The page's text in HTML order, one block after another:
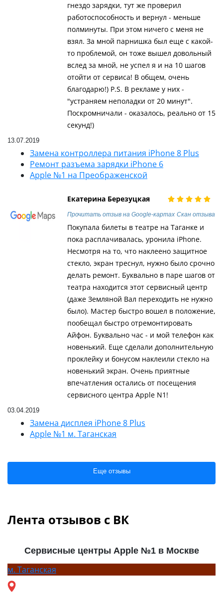
гнездо зарядки, тут же проверил
работоспособность и вернул - меньше
полминуты. При этом ничего с меня не
взял. За мной парнишка был еще с какой-
то проблемой, он тоже вышел довольный
вслед за мной, не успел я и на 10 шагов
отойти от сервиса! В общем, очень
благодарю!) P.S. В рекламе у них -
"устраняем неполадки от 20 минут".
Поскромничали - оказалось, реально от 15
секунд!)
13.07.2019
Замена контроллера питания iPhone 8 Plus
Ремонт разъема зарядки iPhone 6
Apple №1 на Преображенской
Екатерина Березуцкая
Прочитать отзыв на Google-картах Скан отзыва
Покупала билеты в театре на Таганке и
пока расплачивалась, уронила iPhone.
Несмотря на то, что наклеено защитное
стекло, экран треснул, нужно было срочно
делать ремонт. Буквально в паре шагов от
театра находится этот сервисный центр
(даже Земляной Вал переходить не нужно
было). Мастер быстро вошел в положение,
пообещал быстро отремонтировать
Айфон. Буквально час - и мой телефон как
новенький. Еще сделали дополнительную
проклейку и бонусом наклеили стекло на
новенький экран. Очень приятные
впечатления остались от посещения
сервисного центра Apple N1!
03.04.2019
Замена дисплея iPhone 8 Plus
Apple №1 м. Таганская
Еще отзывы
Лента отзывов с ВК
Сервисные центры Apple №1 в Москве
м. Таганская